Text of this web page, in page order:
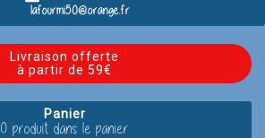
lafourmi50@orange.fr
Livraison offerte
à partir de 59€
Panier
0 produit dans le panier